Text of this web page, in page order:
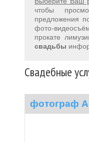
чтобы
предложения
фото-
прокате
свадьбы
Свадебные
фотограф